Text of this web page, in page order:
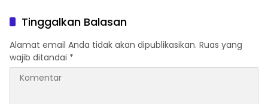
Tinggalkan Balasan
Alamat email Anda tidak akan dipublikasikan. Ruas yang
wajib ditandai *